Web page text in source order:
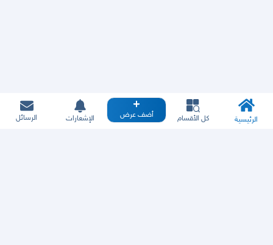
الرئيسية كل الأقسام أضف عرض الإشعارات الرسائل